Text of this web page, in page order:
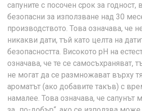
сапуните с посочен срок за годност,
безопасни за използване над 30
производството. Това означава, че
никакви дати, тъй като целта на
безопасността. Високото pH на
означава, че те се самосъхраняват,
не могат да се размножават върху
ароматът (ако добавите такъв) с
намалее. Това означава, че сапунът